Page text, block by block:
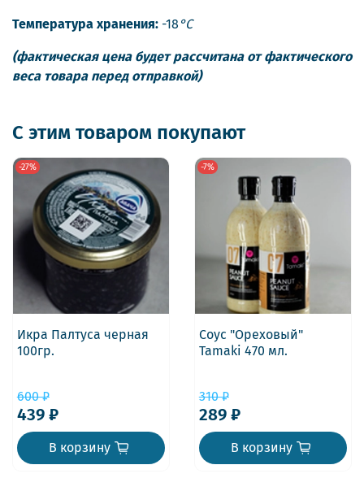
Температура хранения: -18 °С
(фактическая цена будет рассчитана от фактического
веса товара перед отправкой)
С этим товаром покупают
-27%
Икра Палтуса черная
100гр.
600 ₽
439 ₽
В корзину
-7%
Соус "Ореховый"
Tamaki 470 мл.
310 ₽
289 ₽
В корзину